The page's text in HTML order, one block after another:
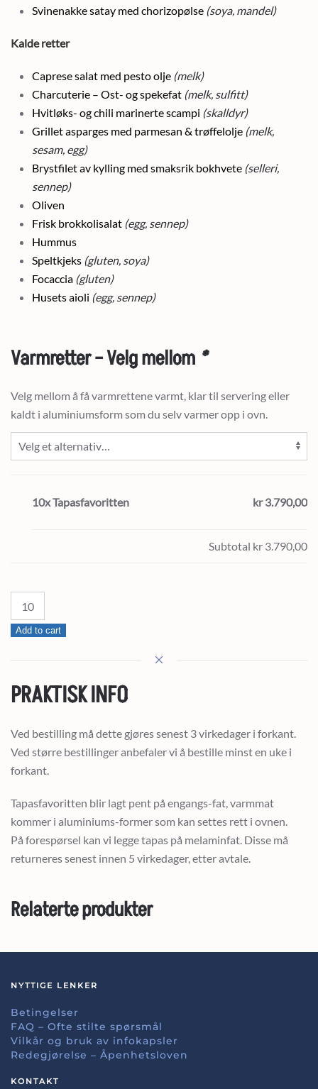
Svinenakke satay med chorizopølse (soya, mandel)
Kalde retter
Caprese salat med pesto olje (melk)
Charcuterie – Ost- og spekefat (melk, sulfitt)
Hvitløks- og chili marinerte scampi (skalldyr)
Grillet asparges med parmesan & trøffelolje (melk,
sesam, egg)
Brystfilet av kylling med smaksrik bokhvete (selleri,
sennep)
Oliven
Frisk brokkolisalat (egg, sennep)
Hummus
Speltkjeks (gluten, soya)
Focaccia (gluten)
Husets aioli (egg, sennep)
Varmretter – Velg mellom *
Velg mellom å få varmrettene varmt, klar til servering eller
kaldt i aluminiumsform som du selv varmer opp i ovn.
10x Tapasfavoritten kr 3.790,00
Subtotal kr 3.790,00
Tapasfavoritten
quantity
Add to cart
PRAKTISK INFO
Ved bestilling må dette gjøres senest 3 virkedager i forkant.
Ved større bestillinger anbefaler vi å bestille minst en uke i
forkant.
Tapasfavoritten blir lagt pent på engangs-fat, varmmat
kommer i aluminiums-former som kan settes rett i ovnen.
På forespørsel kan vi legge tapas på melaminfat. Disse må
returneres senest innen 5 virkedager, etter avtale.
Relaterte produkter
NYTTIGE LENKER
Betingelser
FAQ – Ofte stilte spørsmål
Vilkår og bruk av infokapsler
Redegjørelse – Åpenhetsloven
KONTAKT